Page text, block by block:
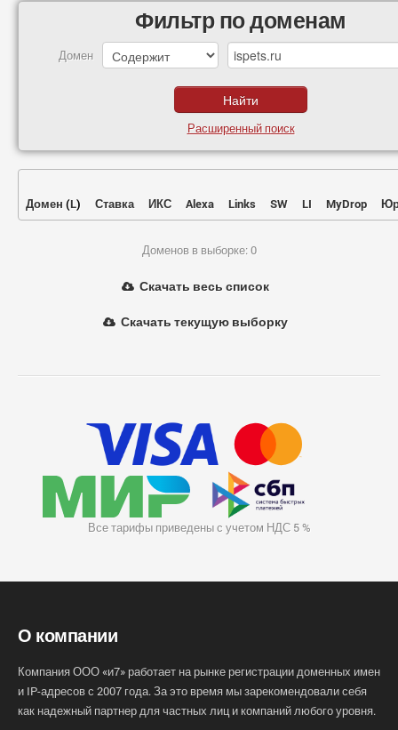
Фильтр по доменам
Домен
Расширенный поиск
Домен (L) Ставка ИКС Alexa Links SW LI MyDrop
Доменов в выборке: 0
Скачать весь список
Скачать текущую выборку
Все тарифы приведены с учетом НДС 5 %
О компании
Компания ООО «и7» работает на рынке регистрации доменных имен
и IP-адресов с 2007 года. За это время мы зарекомендовали себя
как надежный партнер для частных лиц и компаний любого уровня.